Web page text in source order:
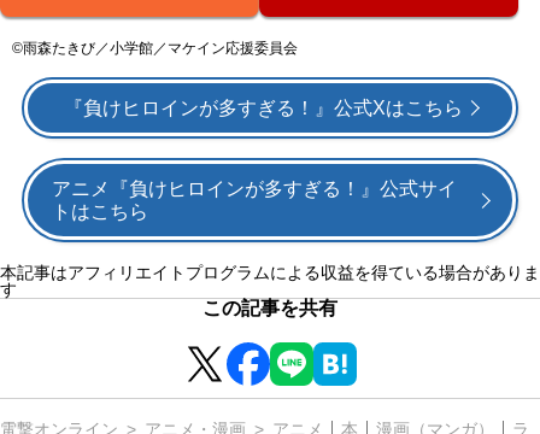
©雨森たきび／小学館／マケイン応援委員会
『負けヒロインが多すぎる！』公式Xはこちら
アニメ『負けヒロインが多すぎる！』公式サイ
トはこちら
本記事はアフィリエイトプログラムによる収益を得ている場合がありま
す
この記事を共有
電撃オンライン アニメ・漫画 アニメ 本 漫画（マンガ） ラ